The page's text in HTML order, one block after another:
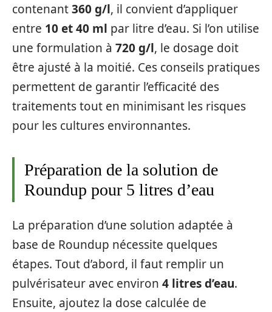
contenant360 g/l, il convient d’appliquer
entre 10 et 40 ml par litre d’eau. Si l’on utilise
une formulation à 720 g/l, le dosage doit
être ajusté à la moitié. Ces conseils pratiques
permettent de garantir l’efficacité des
traitements tout en minimisant les risques
pour les cultures environnantes.
Préparation de la solution de
Roundup pour 5 litres d’eau
La préparation d’une solution adaptée à
base de Roundup nécessite quelques
étapes. Tout d’abord, il faut remplir un
pulvérisateur avec environ 4 litres d’eau.
Ensuite, ajoutez la dose calculée de